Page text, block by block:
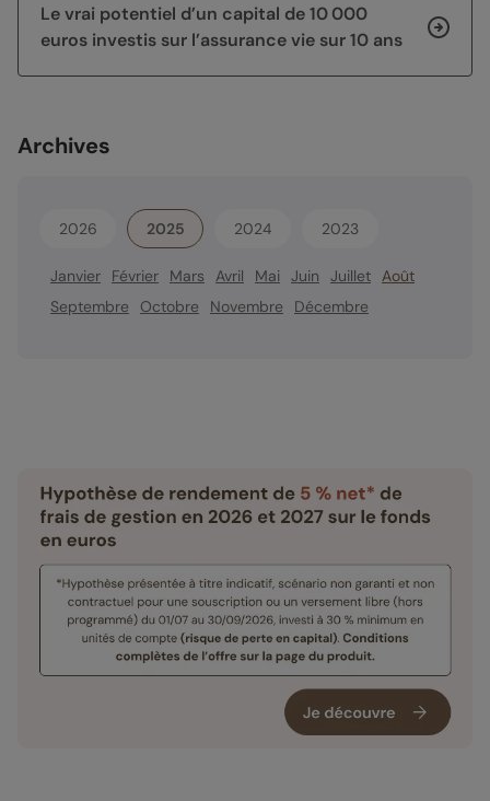
Le vrai potentiel d’un capital de 10 000
euros investis sur l’assurance vie sur 10 ans
Archives
2026 2025 2024 2023
Janvier Février Mars Avril Mai Juin Juillet
Août
Septembre
Octobre Novembre Décembre